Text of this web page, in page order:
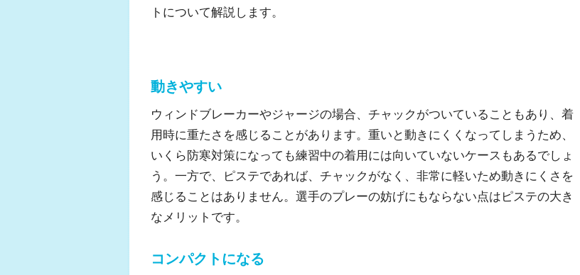
トについて解説します。
動きやすい
ウィンドブレーカーやジャージの場合、チャックがついていることもあり、着
用時に重たさを感じることがあります。重いと動きにくくなってしまうため、
いくら防寒対策になっても練習中の着用には向いていないケースもあるでしょ
う。一方で、ピステであれば、チャックがなく、非常に軽いため動きにくさを
感じることはありません。選手のプレーの妨げにもならない点はピステの大き
なメリットです。
コンパクトになる